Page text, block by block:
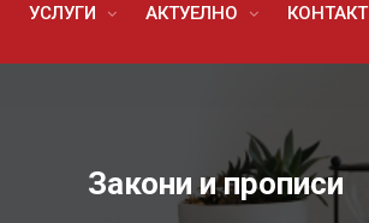
УСЛУГИ АКТУЕЛНО КОНТАКТ
Закони и прописи